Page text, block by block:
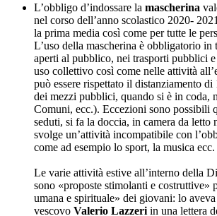
L’obbligo d’indossare la mascherina
nel corso dell’anno scolastico 2020-
la prima media così come per tutte le
L’uso della mascherina è obbligatorio
aperti al pubblico, nei trasporti pubblici
uso collettivo così come nelle attività
può essere rispettato il distanziamento di
dei mezzi pubblici, quando si è in coda,
Comuni, ecc.). Eccezioni sono possibili
seduti, si fa la doccia, in camera da letto
svolge un’attività incompatibile con
come ad esempio lo sport, la musica ecc.
Le varie attività estive all’interno della
sono «proposte stimolanti e costruttive»
umana e spirituale» dei giovani: lo
vescovo Valerio Lazzeri in una lettera